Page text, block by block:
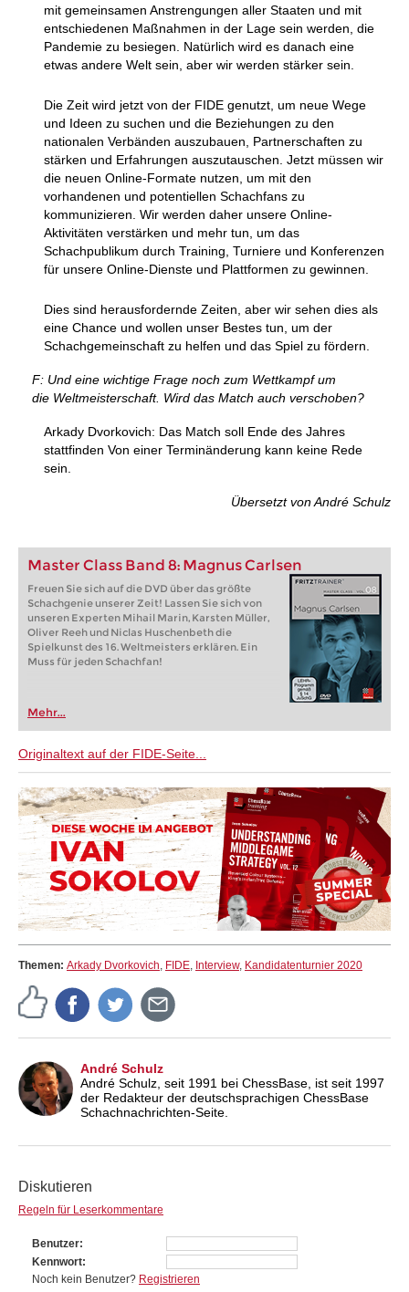
mit gemeinsamen Anstrengungen aller Staaten und mit
entschiedenen Maßnahmen in der Lage sein werden, die
Pandemie zu besiegen. Natürlich wird es danach eine
etwas andere Welt sein, aber wir werden stärker sein.
Die Zeit wird jetzt von der FIDE genutzt, um neue Wege
und Ideen zu suchen und die Beziehungen zu den
nationalen Verbänden auszubauen, Partnerschaften zu
stärken und Erfahrungen auszutauschen. Jetzt müssen wir
die neuen Online-Formate nutzen, um mit den
vorhandenen und potentiellen Schachfans zu
kommunizieren. Wir werden daher unsere Online-
Aktivitäten verstärken und mehr tun, um das
Schachpublikum durch Training, Turniere und Konferenzen
für unsere Online-Dienste und Plattformen zu gewinnen.
Dies sind herausfordernde Zeiten, aber wir sehen dies als
eine Chance und wollen unser Bestes tun, um der
Schachgemeinschaft zu helfen und das Spiel zu fördern.
F: Und eine wichtige Frage noch zum Wettkampf um
die Weltmeisterschaft. Wird das Match auch verschoben?
Arkady Dvorkovich: Das Match soll Ende des Jahres
stattfinden Von einer Terminänderung kann keine Rede
sein.
Übersetzt von André Schulz
Master Class Band 8: Magnus Carlsen
Freuen Sie sich auf die DVD über das größte
Schachgenie unserer Zeit! Lassen Sie sich von
unseren Experten Mihail Marin, Karsten Müller,
Oliver Reeh und Niclas Huschenbeth die
Spielkunst des 16. Weltmeisters erklären. Ein
Muss für jeden Schachfan!
Mehr...
Originaltext auf der FIDE-Seite...
Themen: Arkady Dvorkovich, FIDE, Interview, Kandidatenturnier 2020
André Schulz
André Schulz, seit 1991 bei ChessBase, ist seit 1997
der Redakteur der deutschsprachigen ChessBase
Schachnachrichten-Seite.
Diskutieren
Regeln für Leserkommentare
Benutzer
Kennwort
Noch kein Benutzer? Registrieren